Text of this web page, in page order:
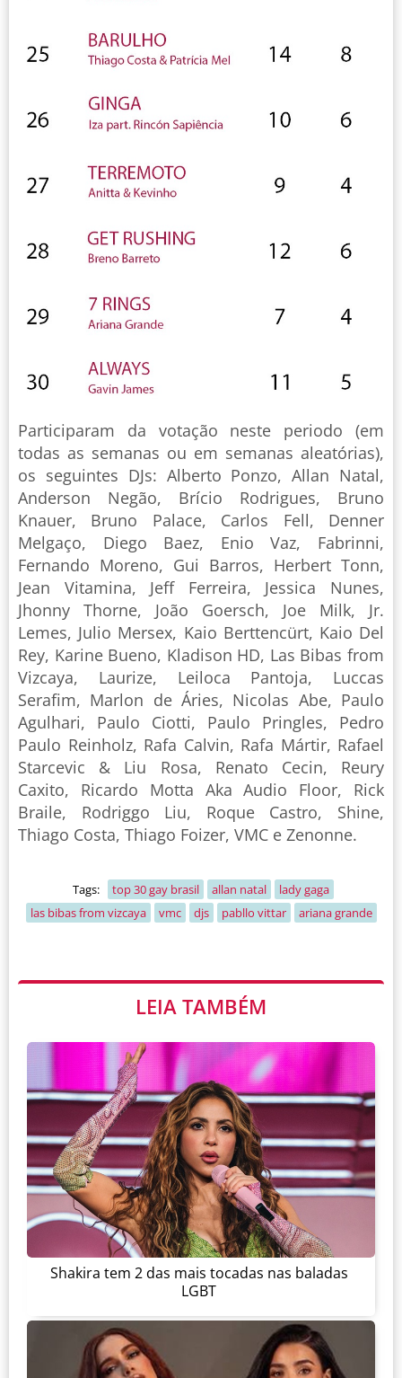
Participaram da votação neste periodo (em
todas as semanas ou em semanas aleatórias),
os seguintes DJs: Alberto Ponzo, Allan Natal,
Anderson Negão, Brício Rodrigues, Bruno
Knauer, Bruno Palace, Carlos Fell, Denner
Melgaço, Diego Baez, Enio Vaz, Fabrinni,
Fernando Moreno, Gui Barros, Herbert Tonn,
Jean Vitamina, Jeff Ferreira, Jessica Nunes,
Jhonny Thorne, João Goersch, Joe Milk, Jr.
Lemes, Julio Mersex, Kaio Berttencürt, Kaio Del
Rey, Karine Bueno, Kladison HD, Las Bibas from
Vizcaya, Laurize, Leiloca Pantoja, Luccas
Serafim, Marlon de Áries, Nicolas Abe, Paulo
Agulhari, Paulo Ciotti, Paulo Pringles, Pedro
Paulo Reinholz, Rafa Calvin, Rafa Mártir, Rafael
Starcevic & Liu Rosa, Renato Cecin, Reury
Caxito, Ricardo Motta Aka Audio Floor, Rick
Braile, Rodriggo Liu, Roque Castro, Shine,
Thiago Costa, Thiago Foizer, VMC e Zenonne.
Tags: top 30 gay brasil allan natal
lady gaga
las bibas from vizcaya
vmc djs pabllo vittar ariana grande
LEIA TAMBÉM
Shakira tem 2 das mais tocadas nas baladas
LGBT